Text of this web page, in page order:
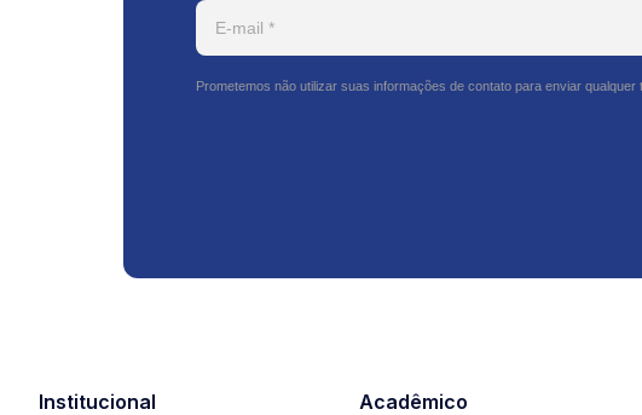
Prometemos não utilizar suas informações de contato para enviar qualquer
Institucional Acadêmico